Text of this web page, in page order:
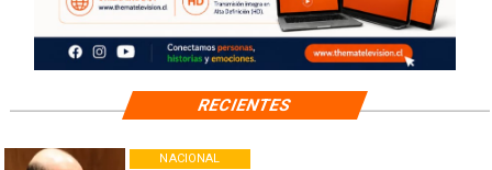
NACIONAL
RECIENTES